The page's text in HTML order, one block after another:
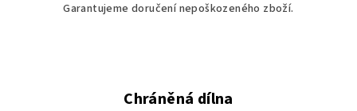
Garantujeme doručení nepoškozeného zboží.
Chráněná dílna